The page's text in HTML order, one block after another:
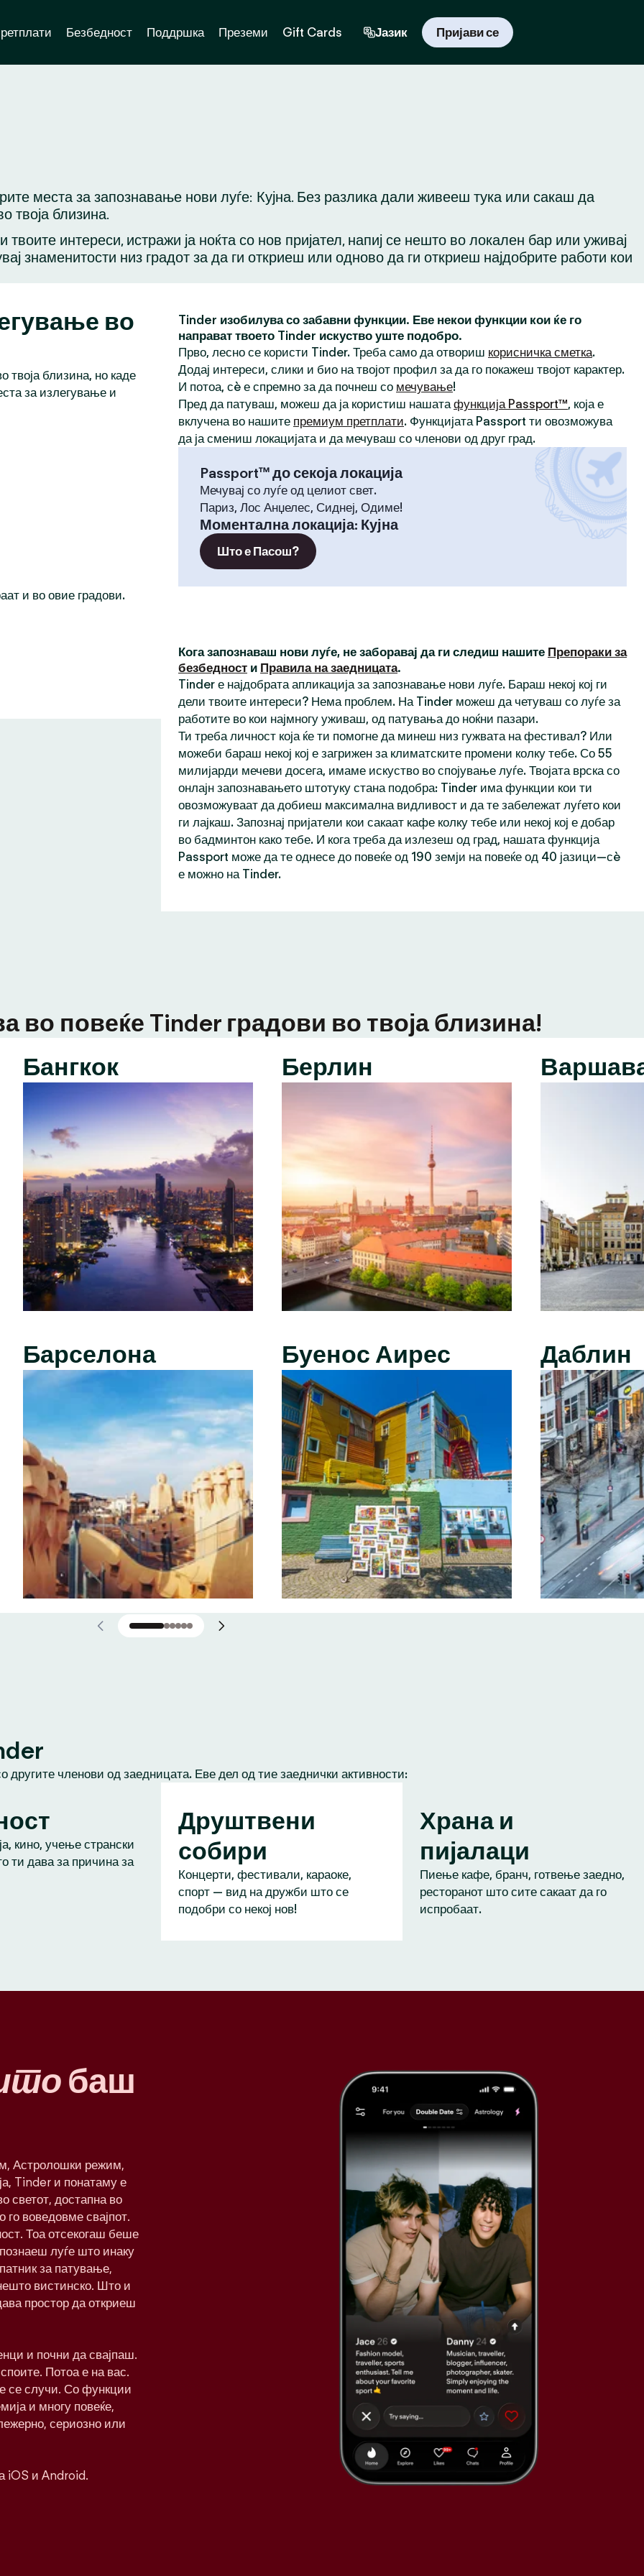
Безбедност Поддршка Преземи Gift Cards Јазик Пријави се
места за запознавање нови луѓе: Кујна. Без разлика дали живееш тука или сакаш да
твоја близина.
интереси, истражи ја ноќта со нов пријател, напиј се нешто во локален бар или уживај
знаменитости низ градот за да ги откриеш или одново да ги откриеш најдобрите работи кои
во
твоја близина, но каде
за излегување и
и во овие градови.
Tinder изобилува со забавни функции. Еве некои функции кои ќе го
направат твоето Tinder искуство уште подобро.
Прво, лесно се користи Tinder. Треба само да отвориш корисничка сметка.
Додај интереси, слики и био на твојот профил за да го покажеш твојот карактер.
И потоа, сè е спремно за да почнеш со мечување!
Пред да патуваш, можеш да ја користиш нашатафункција Passport™, која е
вклучена во нашите премиум претплати. Функцијата Passport ти овозможува
да ја смениш локацијата и да мечуваш со членови од друг град.
Passport™ до секоја локација
Мечувај со луѓе од целиот свет.
Париз, Лос Анџелес, Сиднеј, Одиме!
Моментална локација: Кујна
Што е Пасош?
Кога запознаваш нови луѓе, не заборавај да ги следиш нашите Препораки за
безбедност и Правила на заедницата.
Tinder е најдобрата апликација за запознавање нови луѓе. Бараш некој кој ги
дели твоите интереси? Нема проблем. На Tinder можеш да четуваш со луѓе за
работите во кои најмногу уживаш, од патувања до ноќни пазари.
Ти треба личност која ќе ти помогне да минеш низ гужвата на фестивал? Или
можеби бараш некој кој е загрижен за климатските промени колку тебе. Со 55
милијарди мечеви досега, имаме искуство во спојување луѓе. Твојата врска со
онлајн запознавањето штотуку стана подобра: Tinder има функции кои ти
овозможуваат да добиеш максимална видливост и да те забележат луѓето кои
ги лајкаш. Запознај пријатели кои сакаат кафе колку тебе или некој кој е добар
во бадминтон како тебе. И кога треба да излезеш од град, нашата функција
Passport може да те однесе до повеќе од 190 земји на повеќе од 40 јазици—сè
е можно на Tinder.
во повеќе Tinder градови во твоја близина!
Бангкок
Барселона
Берлин
Буенос Аирес Даблин
членови од заедницата. Еве дел од тие заеднички активности:
кино, учење странски
ти дава за причина за
Друштвени
собири
Концерти, фестивали, караоке,
спорт — вид на дружби што се
подобри со некој нов!
Храна и
пијалаци
Пиење кафе, бранч, готвење заедно,
ресторанот што сите сакаат да го
испробаат.
баш
Астролошки режим,
Tinder и понатаму е
светот, достапна во
го воведовме свајпот.
Тоа отсекогаш беше
луѓе што инаку
за патување,
вистинско. Што и
простор да откриеш
и почни да свајпаш.
споите. Потоа е на вас.
се случи. Со функции
и многу повеќе,
сериозно или
iOS и Android.